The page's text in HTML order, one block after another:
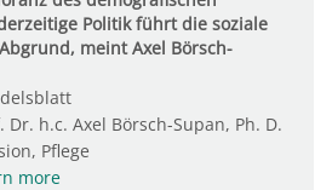
Politik führt die soziale
meint Axel Börsch-
Dr. h.c. Axel Börsch-Supan, Ph. D.
Pflege
more